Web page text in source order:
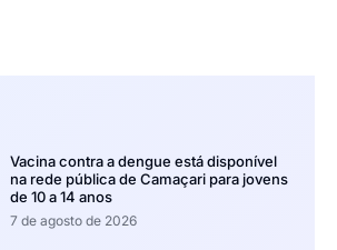
Vacina contra a dengue está disponível
na rede pública de Camaçari para jovens
de 10 a 14 anos
7 de agosto de 2026